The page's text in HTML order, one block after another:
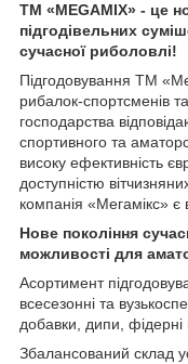
ТМ «MEGAMIX» - це
підгодівельних
сучасної риболовлі!
Підгодовування ТМ
рибалок-спортсменів
господарства
спортивного та
високу ефективність
доступністю
компанія «Мегамікс»
Нове покоління
можливості для
Асортимент
всесезонні та
добавки, дипи, фідерні
Збалансований склад